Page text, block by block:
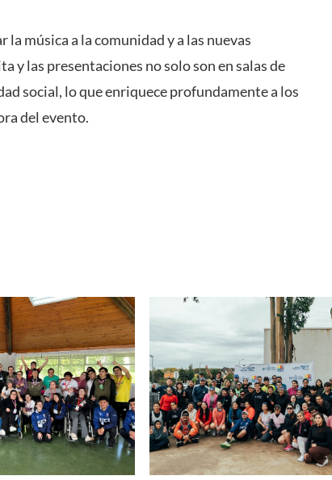
la música a la comunidad y a las nuevas
y las presentaciones no solo son en salas de
social, lo que enriquece profundamente a los
del evento.